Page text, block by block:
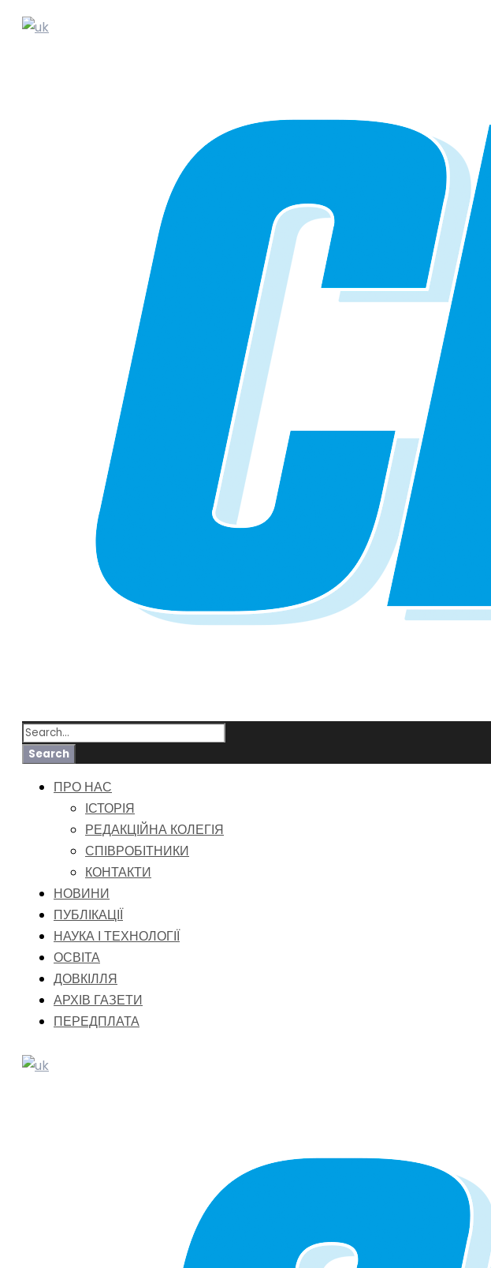
ПРО НАС
ІСТОРІЯ
РЕДАКЦІЙНА КОЛЕГІЯ
СПІВРОБІТНИКИ
КОНТАКТИ
НОВИНИ
ПУБЛІКАЦІЇ
НАУКА І ТЕХНОЛОГІЇ
ОСВІТА
ДОВКІЛЛЯ
АРХІВ ГАЗЕТИ
ПЕРЕДПЛАТА